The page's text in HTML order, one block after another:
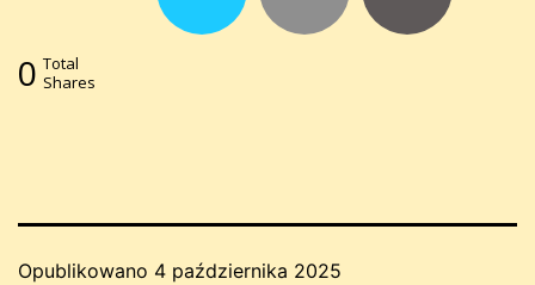
0 Total
Shares
Opublikowano 4 października 2025